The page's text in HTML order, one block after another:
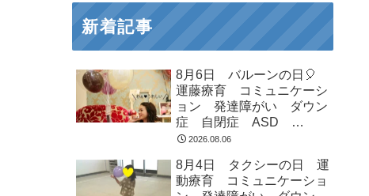
新着記事
8月6日 バルーンの日🎈
運藤療育 コミュニケーシ
ョン 発達障がい ダウン
症 自閉症 ASD
ADHD 児童発達支援 放
市 つくばみらい市 坂東
市 守谷市
2026.08.06
8月4日 タクシーの日 運
動療育 コミュニケーショ